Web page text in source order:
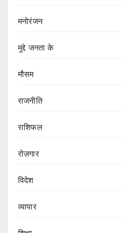
मनोरंजन
मुद्दे जनता के
मौसम
राजनीति
राशिफल
रोज़गार
विदेश
व्यापार